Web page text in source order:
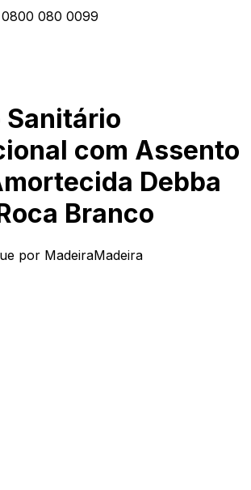
0800 080 0099
Sanitário
com Assento
Debba
Branco
por MadeiraMadeira